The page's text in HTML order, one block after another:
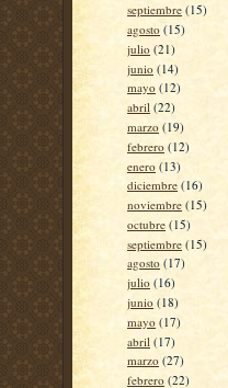
septiembre (15)
agosto (15)
julio (21)
junio (14)
mayo (12)
abril (22)
marzo (19)
febrero (12)
enero (13)
diciembre (16)
noviembre (15)
octubre (15)
septiembre (15)
agosto (17)
julio (16)
junio (18)
mayo (17)
abril (17)
marzo (27)
febrero (22)